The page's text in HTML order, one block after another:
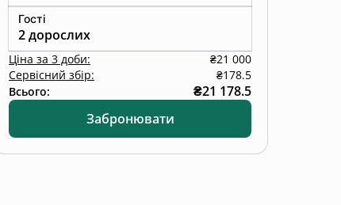
Гості
2 дорослих
Ціна за 3 доби:
₴21 000
Сервісний збір:
₴178.5
Всього:
₴21 178.5
Забронювати